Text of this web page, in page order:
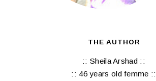
THE AUTHOR
:: Sheila Arshad ::
:: 46 years old femme ::